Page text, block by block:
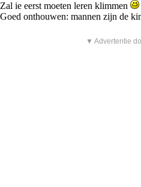
Zal ie eerst moeten leren klimmen
Goed onthouwen: mannen zijn de
▼ Advertentie